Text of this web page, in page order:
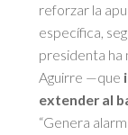
reforzar la
específica,
presidenta ha
Aguirre —que
extender al
“Genera